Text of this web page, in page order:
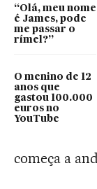
“Olá, meu nome
é James, pode
me passar o
rímel?”
O menino de 12
anos que
gastou 100.000
euros no
YouTube
começa a